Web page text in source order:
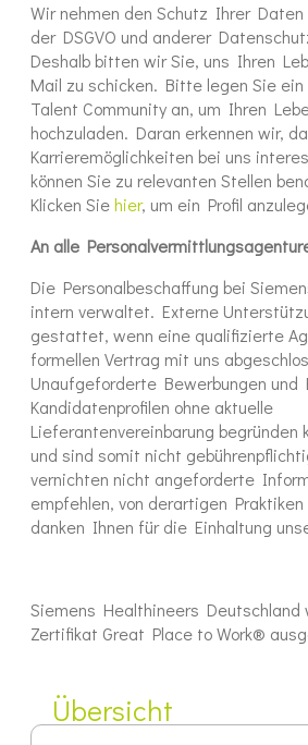
Wir nehmen den Schutz Ihrer
der DSGVO und anderer
Deshalb bitten wir Sie, uns Ihren
Mail zu schicken. Bitte legen Sie ein
Talent Community an, um Ihren
hochzuladen. Daran erkennen wir,
Karrieremöglichkeiten bei uns
können Sie zu relevanten Stellen
Klicken Siehier, um ein Profil
An alle
Die Personalbeschaffung bei
intern verwaltet. Externe
gestattet, wenn eine qualifizierte
formellen Vertrag mit uns
Unaufgeforderte Bewerbungen und
Kandidatenprofilen ohne aktuelle
Lieferantenvereinbarung begründen
und sind somit nicht
vernichten nicht angeforderte
empfehlen, von derartigen
danken Ihnen für die Einhaltung
Siemens Healthineers Deutschland
Zertifikat Great Place to Work®
Übersicht